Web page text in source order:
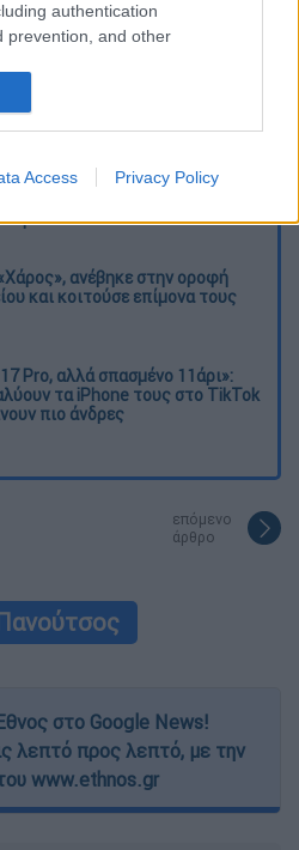
authentication
prevention, and other
Access Privacy Policy
συλλήψεις και νέοι
Το Ιράν σκληραίνει τη γραμμή
εν μέσω πολέμου
της οικογένειας της
ανέβηκε στην οροφή
και κοιτούσε επίμονα τους
17 Pro, αλλά σπασμένο 11άρι»:
τα iPhone τους στο TikTok
πιο άνδρες
επόμενο
άρθρο
στο Google News!
λεπτό προς λεπτό, με την
www.ethnos.gr